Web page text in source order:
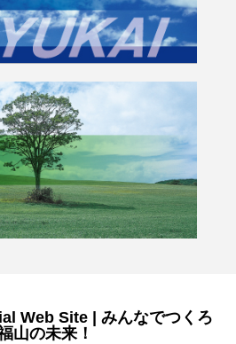
Web Site | みんなでつくろ
山の未来！